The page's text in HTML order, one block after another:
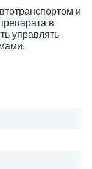
и
в
управлять